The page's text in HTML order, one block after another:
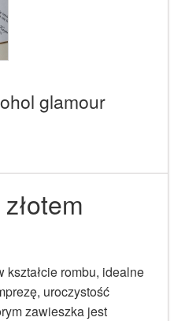
glamour
rombu, idealne
uroczystość
zawieszka jest